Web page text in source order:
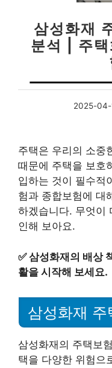
삼성화재
분석 | 주
2025-04-
주택은 우리의 소중
때문에 주택을 보호
입하는 것이 필수적
험과 종합보험에 대
하겠습니다. 무엇이
인해 보아요.
✅삼성화재의 배상
활을 시작해 보세요.
삼성화재 주
삼성화재의 주택보
택을 다양한 위험으